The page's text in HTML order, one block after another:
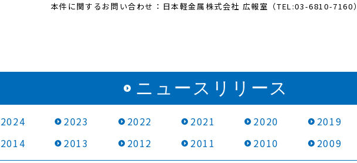
本件に関するお問い合わせ：日本軽金属株式会社 広報室（TEL:03-6810-7160）
ニュースリリース
2024 2023 2022 2021 2020 2019
2014 2013 2012 2011 2010 2009